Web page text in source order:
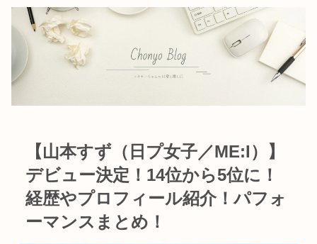
【山本すず（日プ女子／ME:I）】
デビュー決定！14位から5位に！
経歴やプロフィール紹介！パフォ
ーマンスまとめ！